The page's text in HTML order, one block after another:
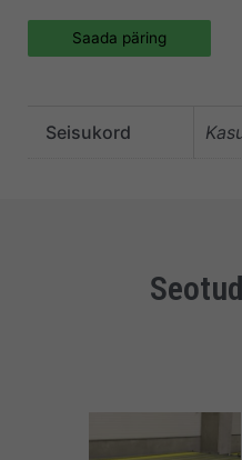
Saada päring
Seisukord